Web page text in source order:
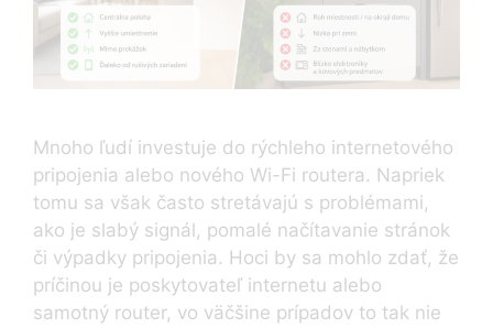
Mnoho ľudí investuje do rýchleho internetového
pripojenia alebo nového Wi-Fi routera. Napriek
tomu sa však často stretávajú s problémami,
ako je slabý signál, pomalé načítavanie stránok
či výpadky pripojenia. Hoci by sa mohlo zdať, že
príčinou je poskytovateľ internetu alebo
samotný router, vo väčšine prípadov to tak nie